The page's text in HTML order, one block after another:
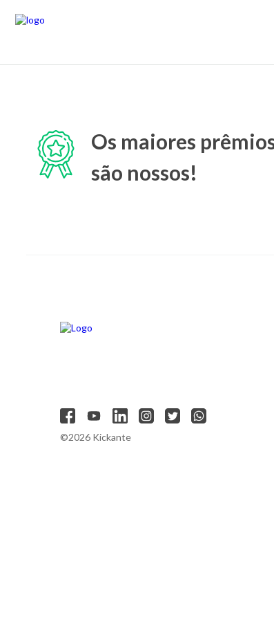
Os maiores
são nossos!
©2026 Kickante